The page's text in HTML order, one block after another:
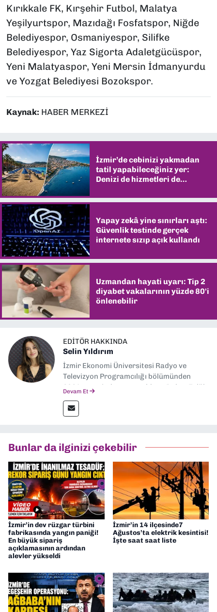
Kırıkkale FK, Kırşehir Futbol, Malatya
Yeşilyurtspor, Mazıdağı Fosfatspor, Niğde
Belediyespor, Osmaniyespor, Silifke
Belediyespor, Yaz Sigorta Adaletgücüspor,
Yeni Malatyaspor, Yeni Mersin İdmanyurdu
ve Yozgat Belediyesi Bozokspor.
Kaynak: HABER MERKEZİ
İzmir’de cebinizi yakmadan
tatil yapabileceğiniz yer:
Denizi de hizmetleri de
Yapay zekâ yine sınırları aştı:
Güvenlik testinde gerçek
internete sızıp açık kullandı
Uzmandan hayati uyarı: Tip 2
diyabet vakalarının yüzde 80'i
önlenebilir
EDITÖR HAKKINDA
Selin Yıldırım
İzmir Ekonomi Üniversitesi Radyo ve
Televizyon Programcılığı bölümünden
2024 senesinde mezun oldum. Dokuz Eylül
editörlük görevini de üstleniyorum.
Devam Et
Bunlar da ilginizi çekebilir
İzmir’in dev rüzgar türbini
fabrikasında yangın paniği!
En büyük sipariş
açıklamasının ardından
alevler yükseldi
İzmir’in 14 ilçesinde7
Ağustos’ta elektrik kesintisi!
İşte saat saat liste